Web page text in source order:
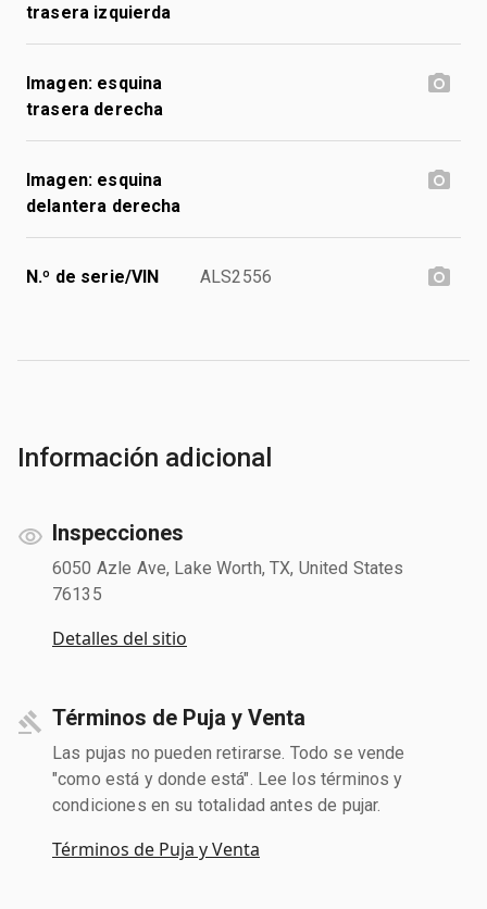
trasera izquierda
Imagen: esquina
trasera derecha
Imagen: esquina
delantera derecha
N.º de serie/VIN ALS2556
Información adicional
Inspecciones
6050 Azle Ave, Lake Worth, TX, United States
76135
Detalles del sitio
Términos de Puja y Venta
Las pujas no pueden retirarse. Todo se vende
"como está y donde está". Lee los términos y
condiciones en su totalidad antes de pujar.
Términos de Puja y Venta